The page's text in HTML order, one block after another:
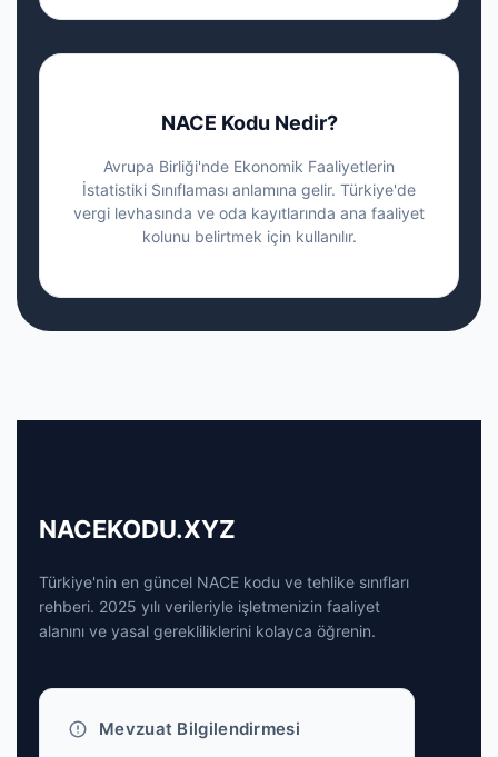
NACE Kodu Nedir?
Avrupa Birliği'nde Ekonomik Faaliyetlerin
İstatistiki Sınıflaması anlamına gelir. Türkiye'de
vergi levhasında ve oda kayıtlarında ana faaliyet
kolunu belirtmek için kullanılır.
NACEKODU.XYZ
Türkiye'nin en güncel NACE kodu ve tehlike sınıfları
rehberi. 2025 yılı verileriyle işletmenizin faaliyet
alanını ve yasal gerekliliklerini kolayca öğrenin.
Mevzuat Bilgilendirmesi